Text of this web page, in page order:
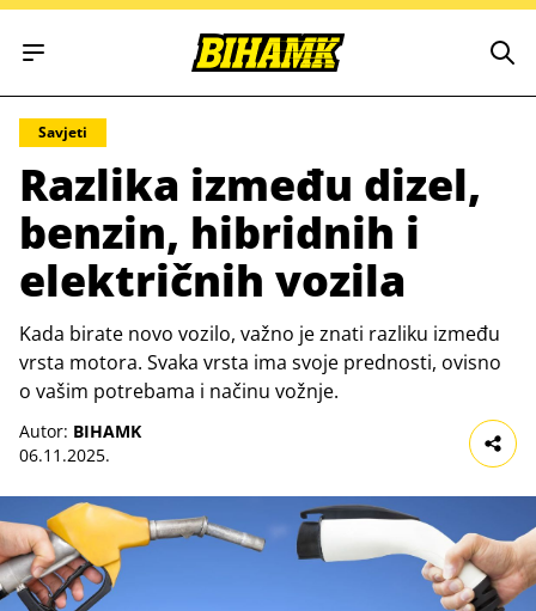
Open main menu
Savjeti
Razlika između dizel,
benzin, hibridnih i
električnih vozila
Kada birate novo vozilo, važno je znati razliku između
vrsta motora. Svaka vrsta ima svoje prednosti, ovisno
o vašim potrebama i načinu vožnje.
Autor: BIHAMK
06.11.2025.